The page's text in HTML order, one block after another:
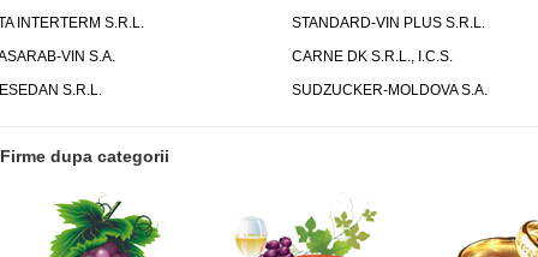
INTERTERM S.R.L.
STANDARD-VIN PLUS S.R.L.
VIN S.A.
CARNE DK S.R.L., I.C.S.
S.R.L.
SUDZUCKER-MOLDOVA S.A.
Firme dupa categorii